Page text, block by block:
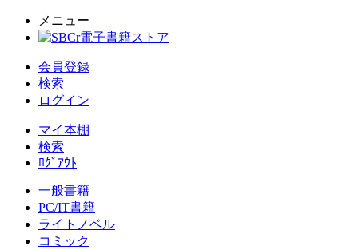
メニュー
会員登録
検索
ログイン
マイ本棚
検索
ﾛｸﾞｱｳﾄ
一般書籍
PC/IT書籍
ライトノベル
コミック